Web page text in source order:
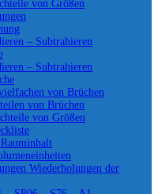
von Größen
– Subtrahieren
– Subtrahieren
von Brüchen
von Brüchen
von Größen
Wiederholungen der